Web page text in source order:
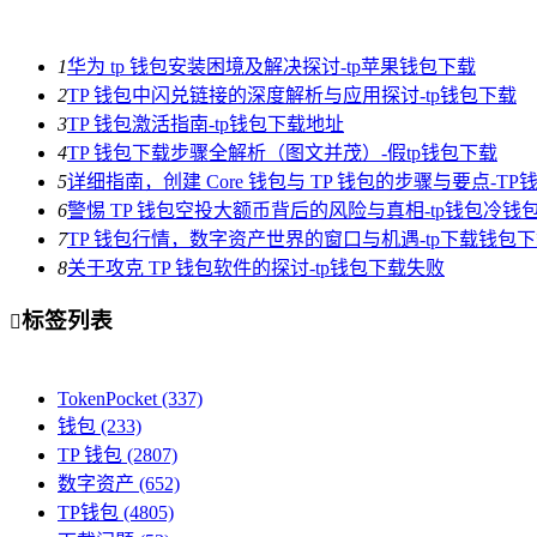
1华为 tp 钱包安装困境及解决探讨-tp苹果钱包下载
2TP 钱包中闪兑链接的深度解析与应用探讨-tp钱包下载
3TP 钱包激活指南-tp钱包下载地址
4TP 钱包下载步骤全解析（图文并茂）-假tp钱包下载
5详细指南，创建 Core 钱包与 TP 钱包的步骤与要点-TP
6警惕 TP 钱包空投大额币背后的风险与真相-tp钱包冷钱
7TP 钱包行情，数字资产世界的窗口与机遇-tp下载钱包
8关于攻克 TP 钱包软件的探讨-tp钱包下载失败
标签列表
TokenPocket (337)
钱包 (233)
TP 钱包 (2807)
数字资产 (652)
TP钱包 (4805)